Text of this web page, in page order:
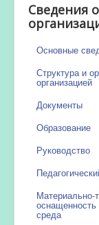
Новости
Сведения
Основные
Структура и
организацией
Документы
Образование
Руководство
Материально-
оснащенность
среда